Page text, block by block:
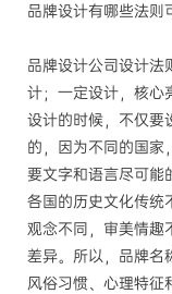
品牌设计有哪些法则
品牌设计公司设计法
计；一定设计，核心
设计的时候，不仅要
的，因为不同的国家
要文字和语言尽可能
各国的历史文化传统
观念不同，审美情趣
差异。所以，品牌名
风俗习惯、心理特征